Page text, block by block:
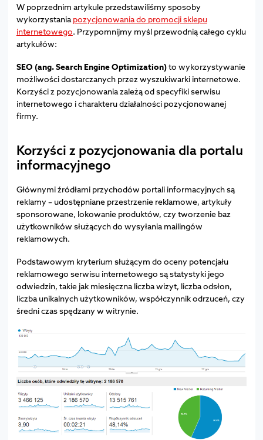
W poprzednim artykule przedstawiliśmy sposoby
wykorzystania pozycjonowania do promocji sklepu
internetowego. Przypomnijmy myśl przewodnią całego cyklu
artykułów:
SEO (ang. Search Engine Optimization)to wykorzystywanie
możliwości dostarczanych przez wyszukiwarki internetowe.
Korzyści z pozycjonowania zależą od specyfiki serwisu
internetowego i charakteru działalności pozycjonowanej
firmy.
Korzyści z pozycjonowania dla portalu
informacyjnego
Głównymi źródłami przychodów portali informacyjnych są
reklamy – udostępniane przestrzenie reklamowe, artykuły
sponsorowane, lokowanie produktów, czy tworzenie baz
użytkowników służących do wysyłania mailingów
reklamowych.
Podstawowym kryterium służącym do oceny potencjału
reklamowego serwisu internetowego są statystyki jego
odwiedzin, takie jak miesięczna liczba wizyt, liczba odsłon,
liczba unikalnych użytkowników, współczynnik odrzuceń, czy
średni czas spędzany w witrynie.